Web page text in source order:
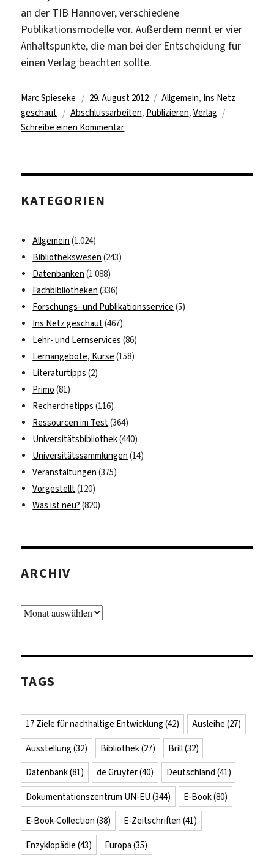
an der TIB Hannover, verschiedene
Publikationsmodelle vor. Außerdem nennt er vier
Anhaltspunkte, die man bei der Entscheidung für
einen Verlag beachten sollte.
Autor
Marc Spieseke
Veröffentlicht
am
29. August 2012 Kategorien
Allgemein, Ins Netz
geschaut
Schlagwörter
Abschlussarbeiten, Publizieren, Verlag
Schreibe einen Kommentarzu
das
KATEGORIEN
Allgemein (1.024)
Bibliothekswesen (243)
Datenbanken (1.088)
Fachbibliotheken (336)
Forschungs- und Publikationsservice (5)
Ins Netz geschaut(467)
Lehr- und Lernservices (86)
Lernangebote, Kurse (158)
Literaturtipps (2)
Primo (81)
Recherchetipps (116)
Ressourcen im Test(364)
Universitätsbibliothek(440)
Universitätssammlungen (14)
Veranstaltungen (375)
Vorgestellt(120)
Was ist neu? (820)
ARCHIV
Archiv
TAGS
17 Ziele für nachhaltige Entwicklung (42) Ausleihe (27)
Ausstellung (32) Bibliothek(27) Brill(32)
Datenbank(81) de Gruyter(40) Deutschland (41)
Dokumentationszentrum UN-EU (344) E-Book(80)
E-Book-Collection (38) E-Zeitschriften (41)
Enzyklopädie (43) Europa (35)